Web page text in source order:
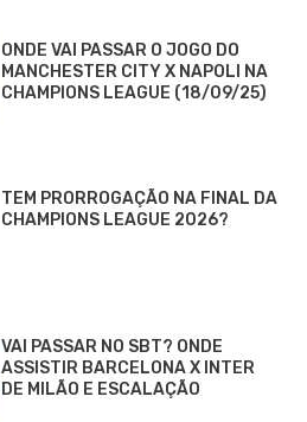
ONDE VAI PASSAR O JOGO DO
MANCHESTER CITY X NAPOLI NA
CHAMPIONS LEAGUE (18/09/25)
TEM PRORROGAÇÃO NA FINAL DA
CHAMPIONS LEAGUE 2026?
VAI PASSAR NO SBT? ONDE
ASSISTIR BARCELONA X INTER
DE MILÃO E ESCALAÇÃO